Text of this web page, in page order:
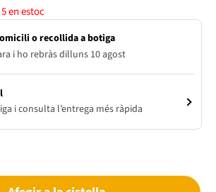
5en estoc
o recollida a botiga
i ho rebràs dilluns 10 agost
i consulta l’entrega més ràpida